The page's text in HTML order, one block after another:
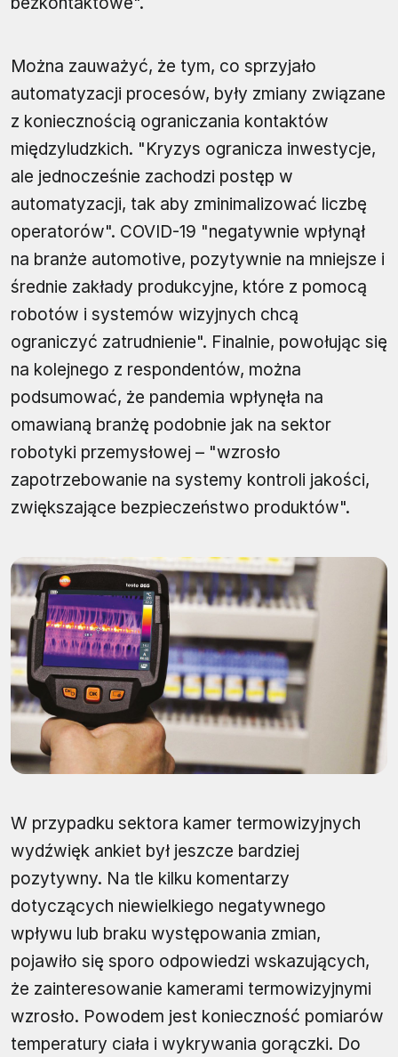
Można zauważyć, że tym, co sprzyjało
automatyzacji procesów, były zmiany związane
z koniecznością ograniczania kontaktów
międzyludzkich. "Kryzys ogranicza inwestycje,
ale jednocześnie zachodzi postęp w
automatyzacji, tak aby zminimalizować liczbę
operatorów". COVID-19 "negatywnie wpłynął
na branże automotive, pozytywnie na mniejsze i
średnie zakłady produkcyjne, które z pomocą
robotów i systemów wizyjnych chcą
ograniczyć zatrudnienie". Finalnie, powołując się
na kolejnego z respondentów, można
podsumować, że pandemia wpłynęła na
omawianą branżę podobnie jak na sektor
robotyki przemysłowej – "wzrosło
zapotrzebowanie na systemy kontroli jakości,
zwiększające bezpieczeństwo produktów".
W przypadku sektora kamer termowizyjnych
wydźwięk ankiet był jeszcze bardziej
pozytywny. Na tle kilku komentarzy
dotyczących niewielkiego negatywnego
wpływu lub braku występowania zmian,
pojawiło się sporo odpowiedzi wskazujących,
że zainteresowanie kamerami termowizyjnymi
wzrosło. Powodem jest konieczność pomiarów
temperatury ciała i wykrywania gorączki. Do